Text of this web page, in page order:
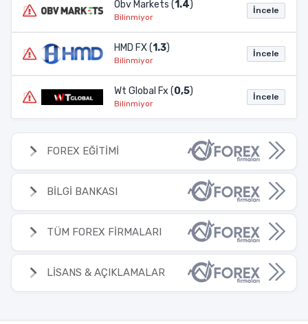
Obv Markets (1.4)
Bilinmiyor
İncele
HMD FX (1.3)
Bilinmiyor
İncele
Wt Global Fx (0,5)
Bilinmiyor
İncele
FOREX EĞİTİMİ
BİLGİ BANKASI
TÜM FOREX FİRMALARI
LİSANS & AÇIKLAMALAR